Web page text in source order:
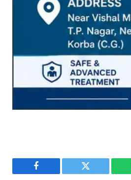
Facebook Twitter